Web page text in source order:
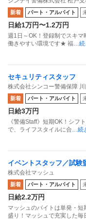
新着 パート・アルバイト
日給1万円〜1.2万円
週1日～OK！登録制でスキ
働きやすい環境です★ 福…続
セキュリティスタッフ
株式会社シンコー警備保障 川
新着 パート・アルバイト
日給3万円
《警備Staff》短期OK！シフ
で、ライフスタイルに合…続
イベントスタッフ／試験
株式会社マッシュ
新着 パート・アルバイト
日給2.2万円
マッシュのバイトは単発・
盛り！マッシュで充実した毎